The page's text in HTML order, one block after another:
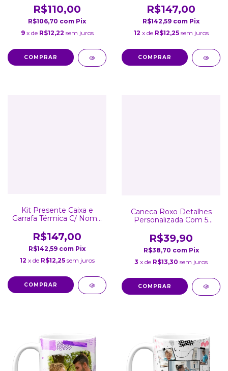
R$110,00
R$106,70 com Pix
9 x de R$12,22 sem juros
450Ml
R$147,00
R$142,59 com Pix
12 x de R$12,25 sem juros
Kit Presente Caixa e
Garrafa Térmica C/ Nome
Parede Dupla Tampa
800Ml
R$147,00
R$142,59 com Pix
12 x de R$12,25 sem juros
Caneca Roxo Detalhes
Personalizada Com 5
R$39,90
R$38,70 com Pix
3 x de R$13,30 sem juros
COMPRAR